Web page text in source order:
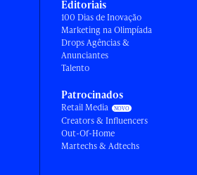
Editoriais
100 Dias de Inovação
Marketing na Olimpíada
Drops Agências &
Anunciantes
Talento
Patrocinados
Retail Media
Creators & Influencers
Out-Of-Home
Martechs & Adtechs